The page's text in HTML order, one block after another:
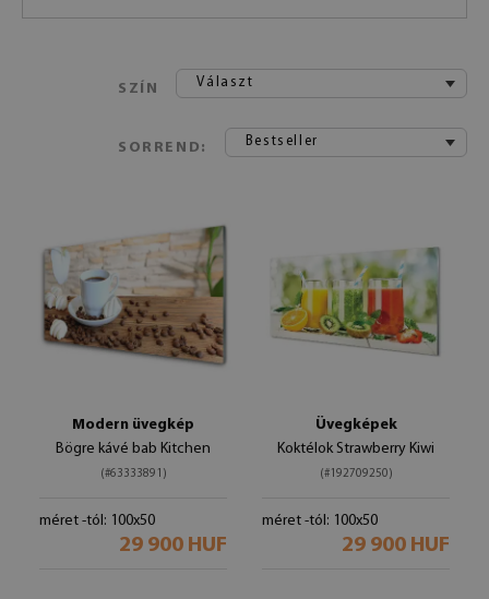
SZÍN Választ
SORREND: Bestseller
Modern üvegkép
Bögre kávé bab Kitchen
(#63333891)
méret -tól: 100x50
29 900 HUF
Üvegképek
Koktélok Strawberry Kiwi
(#192709250)
méret -tól: 100x50
29 900 HUF